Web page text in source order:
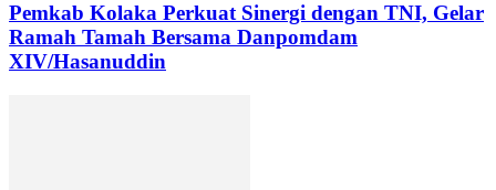
Pemkab Kolaka Perkuat Sinergi dengan TNI, Gelar
Ramah Tamah Bersama Danpomdam
XIV/Hasanuddin